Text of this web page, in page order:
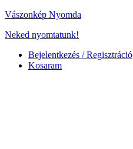
Vászonkép Nyomda
Neked nyomtatunk!
Bejelentkezés / Regisztráció
Kosaram